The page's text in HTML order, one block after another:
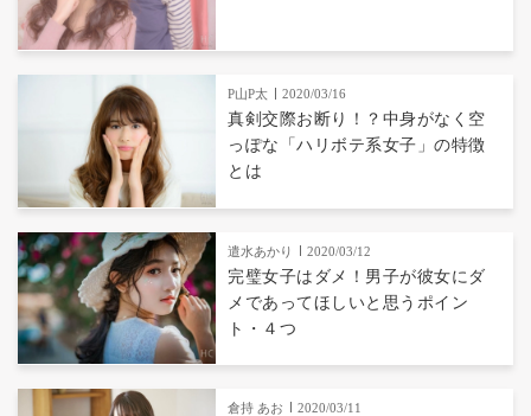
P山P太 2020/03/16
真剣交際お断り！？中身がなく空
っぽな「ハリボテ系女子」の特徴
とは
遣水あかり 2020/03/12
完璧女子はダメ！男子が彼女にダ
メであってほしいと思うポイン
ト・４つ
倉持 あお 2020/03/11